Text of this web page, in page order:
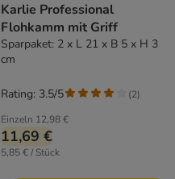
Karlie Professional
Flohkamm mit Griff
Sparpaket: 2 x L 21 x B 5 x H 3
cm
Einzeln 12,98 €
11,69 €
5,85 € / Stück
Rating: 3.5/5 (2)